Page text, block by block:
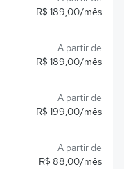
R$ 189,00/mês
A partir de
R$ 189,00/mês
A partir de
R$ 199,00/mês
A partir de
R$ 88,00/mês